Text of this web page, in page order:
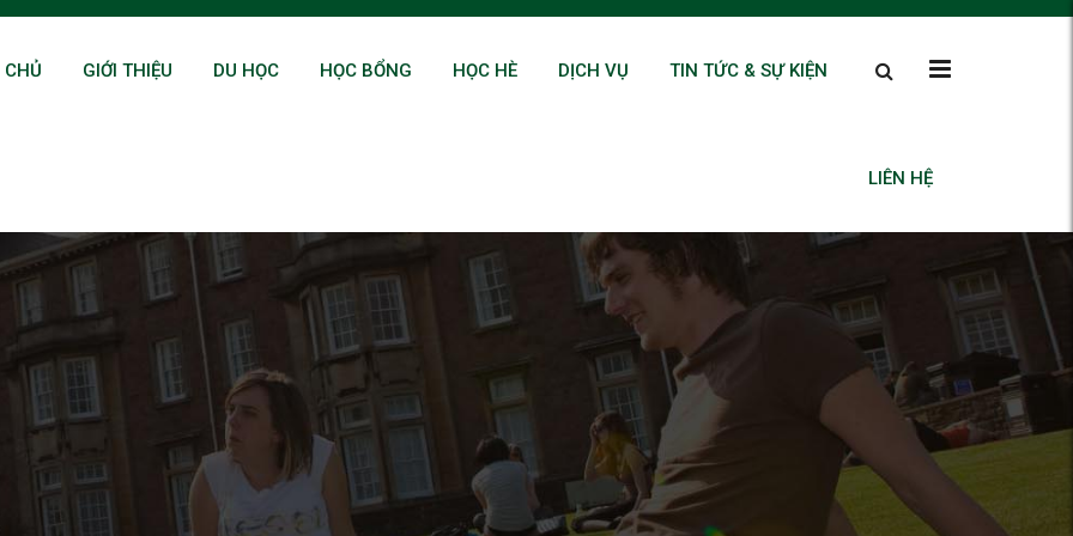
GIỚI THIỆU DU HỌC HỌC BỔNG HỌC HÈ DỊCH VỤ TIN TỨC & SỰ KIỆN
LIÊN HỆ